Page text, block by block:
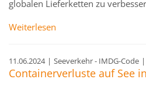
globalen Lieferketten zu
Weiterlesen
11.06.2024 | Seeverkehr - IMDG-Code |
Containerverluste auf See